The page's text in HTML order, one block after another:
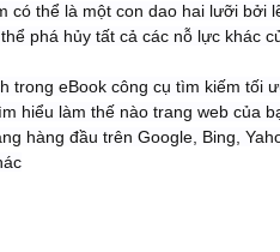
có thể là một con dao hai lưỡi bởi
phá hủy tất cả các nỗ lực khác
trong eBook công cụ tìm kiếm tối
hiểu làm thế nào trang web của
hàng đầu trên Google, Bing,